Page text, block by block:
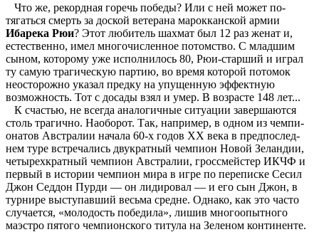
Что же, рекордная горечь победы? Или с ней может по­
тягаться смерть за доской ве­терана марокканской армии
Ибарека Рюи? Этот любитель шахмат был 12 раз женат и,
естественно, имел многочисленное потомство. С младшим
сыном, которому уже исполнилось 80, Рюи-старший и играл
ту самую трагическую партию, во время которой по­томок
неосторожно указал предку на упущенную эффек­тную
возможность. Тот с до­сады взял и умер. В возрасте 148 лет...
К счастью, не всегда анало­гичные ситуации завершаются
столь трагично. Наоборот. Так, например, в одном из чемпи­
онатов Австралии начала 60-х годов XX века в предпослед­
нем туре встречались двукрат­ный чемпион Новой Зеландии,
четырехкратный чемпион Ав­стралии, гроссмейстер ИКЧФ и
первый в истории чемпион мира в игре по переписке Се­сил
Джон Седдон Пурди — он лидировал — и его сын Джон, в
турнире выступавший весь­ма средне. Однако, как это часто
случается, «молодость победила», лишив многоопыт­ного
маэстро пятого чемпион­ского титула на Зеленом кон­тиненте.